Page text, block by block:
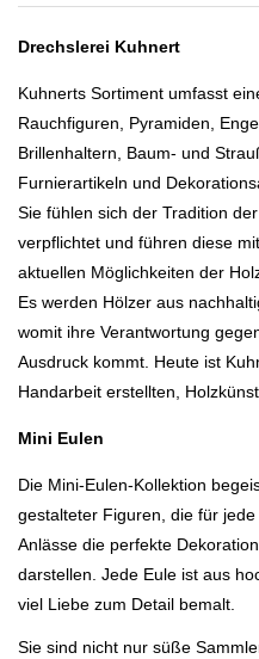
Drechslerei Kuhnert
Kuhnerts Sortiment umfasst
Rauchfiguren, Pyramiden,
Brillenhaltern, Baum- und
Furnierartikeln und
Sie fühlen sich der Tradition der
verpflichtet und führen diese
aktuellen Möglichkeiten der
Es werden Hölzer aus
womit ihre Verantwortung
Ausdruck kommt. Heute ist
Handarbeit erstellten,
Mini Eulen
Die Mini-Eulen-Kollektion
gestalteter Figuren, die für
Anlässe die perfekte
darstellen. Jede Eule ist aus
viel Liebe zum Detail bemalt.
Sie sind nicht nur süße